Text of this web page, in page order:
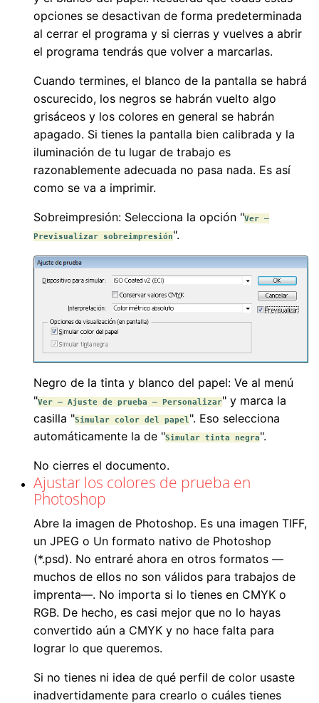
opciones se desactivan de forma predeterminada
al cerrar el programa y si cierras y vuelves a abrir
el programa tendrás que volver a marcarlas.
Cuando termines, el blanco de la pantalla se habrá
oscurecido, los negros se habrán vuelto algo
grisáceos y los colores en general se habrán
apagado. Si tienes la pantalla bien calibrada y la
iluminación de tu lugar de trabajo es
razonablemente adecuada no pasa nada. Es así
como se va a imprimir.
Sobreimpresión: Selecciona la opción "Ver –
Previsualizar sobreimpresión".
Negro de la tinta y blanco del papel: Ve al menú
"Ver – Ajuste de prueba – Personalizar" y marca la
casilla "Simular color del papel ". Eso selecciona
automáticamente la de "Simular tinta negra".
No cierres el documento.
Ajustar los colores de prueba en
Photoshop
Abre la imagen de Photoshop. Es una imagen TIFF,
un JPEG o Un formato nativo de Photoshop
(*.psd). No entraré ahora en otros formatos —
muchos de ellos no son válidos para trabajos de
imprenta—. No importa si lo tienes en CMYK o
RGB. De hecho, es casi mejor que no lo hayas
convertido aún a CMYK y no hace falta para
lograr lo que queremos.
Si no tienes ni idea de qué perfil de color usaste
inadvertidamente para crearlo o cuáles tienes